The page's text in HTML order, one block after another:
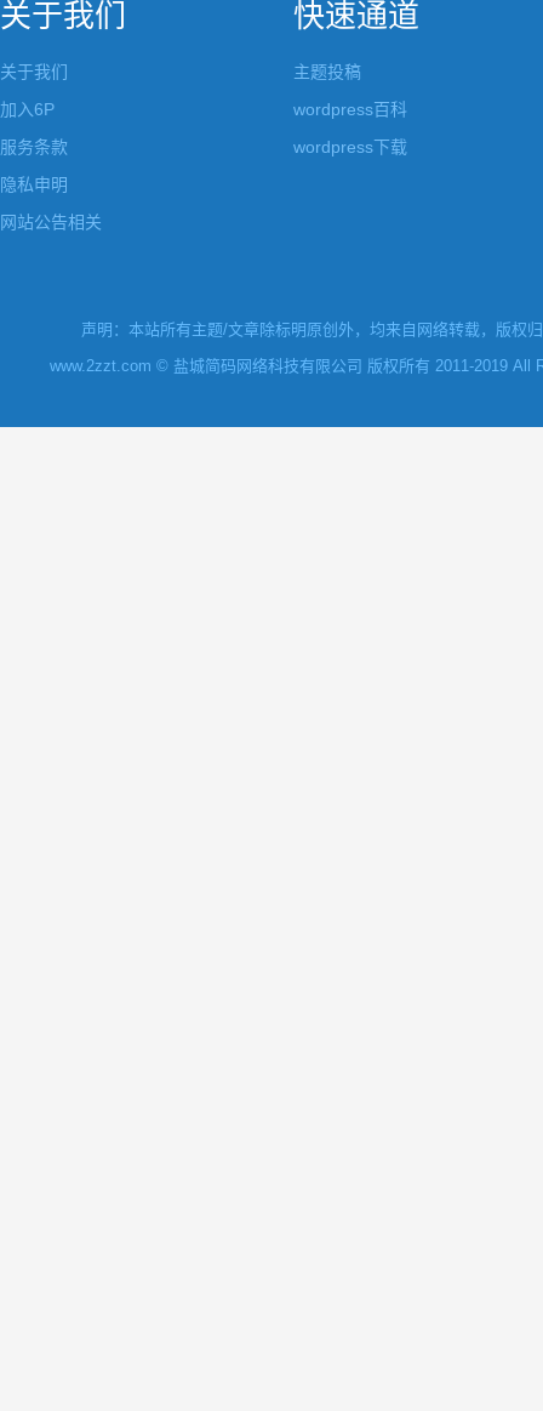
关于我们
关于我们
加入6P
服务条款
隐私申明
网站公告相关
快速通道
主题投稿
wordpress百科
wordpress下载
声明：本站所有主题/文章除标明原创外，均来自网络转载，版权
www.2zzt.com © 盐城简码网络科技有限公司 版权所有 2011-2019